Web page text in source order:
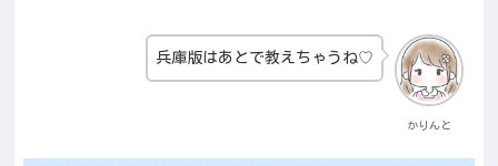
かりんと
兵庫版はあとで教えちゃうね♡